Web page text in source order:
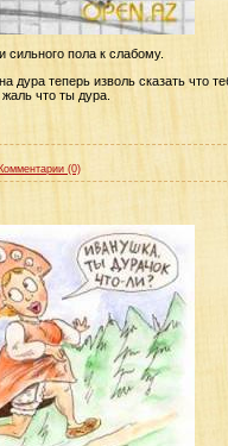
сильного пола к слабому.
дура теперь изволь сказать что
что ты дура.
Комментарии (0)